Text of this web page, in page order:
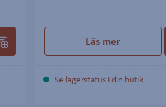
Läs mer
Se lagerstatus i din butik